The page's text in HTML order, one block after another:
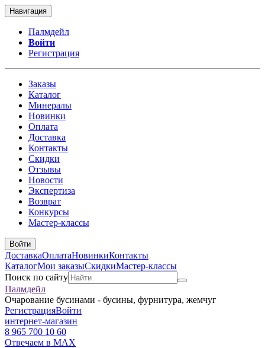
Навигация
Палмдейл
Войти
Регистрация
Заказы
Каталог
Минералы
Новинки
Оплата
Доставка
Контакты
Скидки
Отзывы
Новости
Экспертиза
Возврат
Конкурсы
Мастер-классы
Войти
ДоставкаОплатаНовинкиКонтакты
КаталогМои заказыСкидкиМастер-классы
Поиск по сайту
Палмдейл
Очарование бусинами - бусины, фурнитура, жемчуг
РегистрацияВойти
интернет-магазин
8 965 700 10 60
Отвечаем в MAX